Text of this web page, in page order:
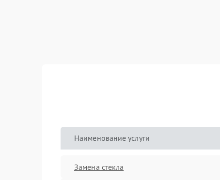
Наименование услуги
Замена стекла